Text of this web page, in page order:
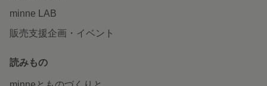
minne LAB
販売支援企画・イベント
読みもの